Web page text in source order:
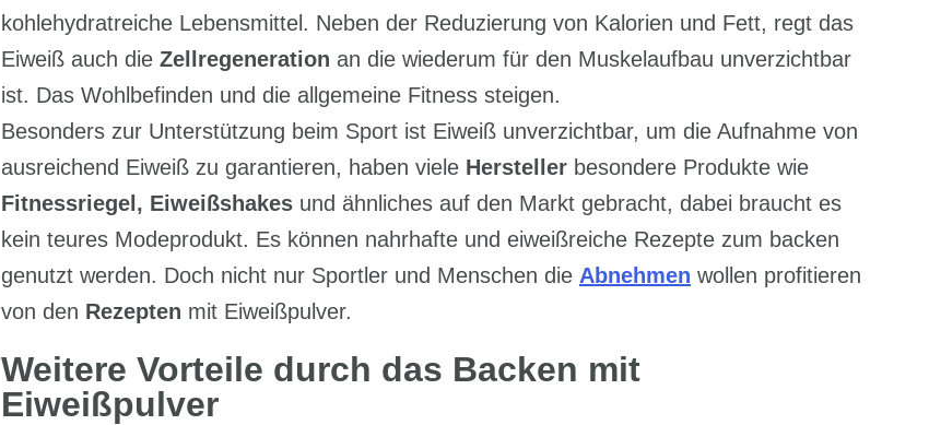
kohlehydratreiche Lebensmittel. Neben der Reduzierung von Kalorien und Fett, regt das
Eiweiß auch die Zellregeneration an die wiederum für den Muskelaufbau unverzichtbar
ist. Das Wohlbefinden und die allgemeine Fitness steigen.
Besonders zur Unterstützung beim Sport ist Eiweiß unverzichtbar, um die Aufnahme von
ausreichend Eiweiß zu garantieren, haben viele Hersteller besondere Produkte wie
Fitnessriegel, Eiweißshakes und ähnliches auf den Markt gebracht, dabei braucht es
kein teures Modeprodukt. Es können nahrhafte und eiweißreiche Rezepte zum backen
genutzt werden. Doch nicht nur Sportler und Menschen die Abnehmen wollen profitieren
von den Rezepten mit Eiweißpulver.
Weitere Vorteile durch das Backen mit
Eiweißpulver